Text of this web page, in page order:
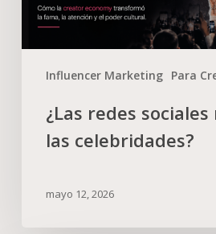
Influencer Marketing Para
¿Las redes
las celebridades?
mayo 12, 2026